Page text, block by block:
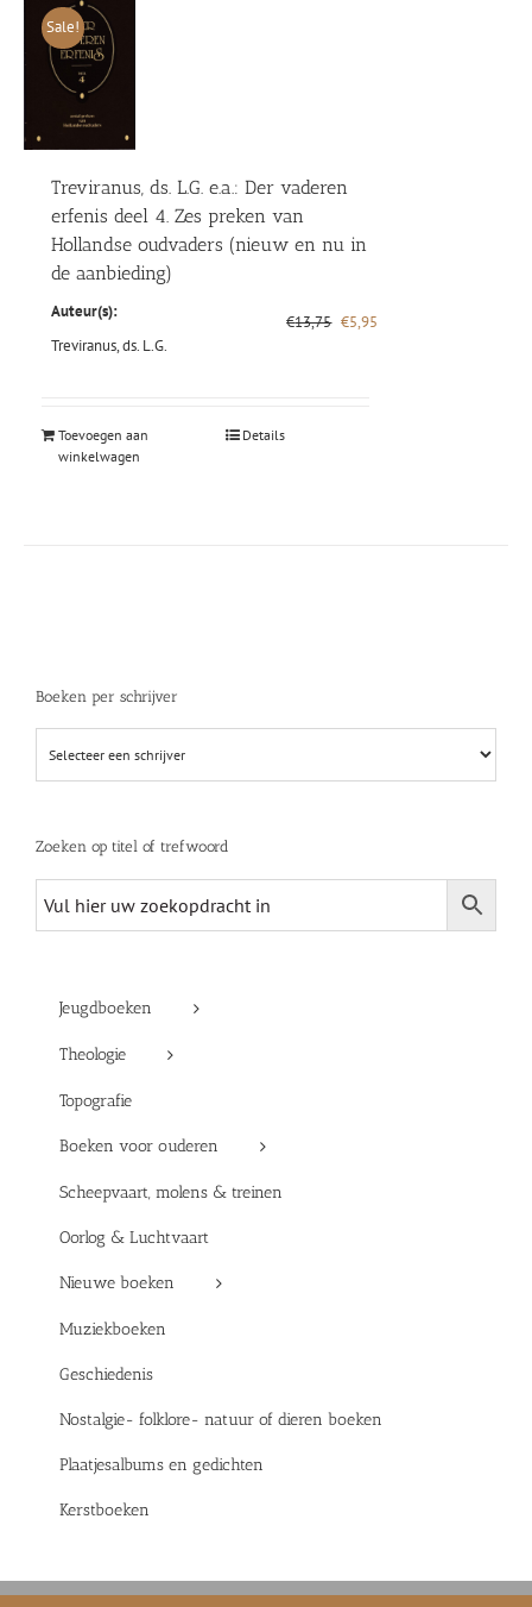
Sale!
Treviranus, ds. L.G. e.a.: Der vaderen
erfenis deel 4. Zes preken van
Hollandse oudvaders (nieuw en nu in
de aanbieding)
Auteur(s):
Treviranus, ds. L.G.
€13,75 Oorspronkelijke
€5,95
Toevoegen aan
winkelwagen
Details
Boeken per schrijver
Zoeken op titel of trefwoord
Jeugdboeken
Theologie
Topografie
Boeken voor ouderen
Scheepvaart, molens & treinen
Oorlog & Luchtvaart
Nieuwe boeken
Muziekboeken
Geschiedenis
Nostalgie- folklore- natuur of dieren boeken
Plaatjesalbums en gedichten
Kerstboeken